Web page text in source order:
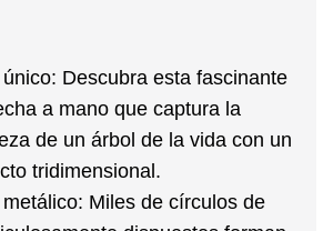
único: Descubra esta fascinante
a mano que captura la
de un árbol de la vida con un
tridimensional.
Miles de círculos de